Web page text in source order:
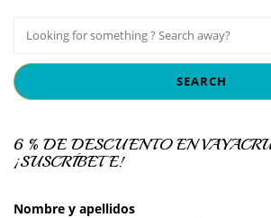
6 % DE DESCUENTO EN
¡SUSCRÍBETE!
Nombre y apellidos